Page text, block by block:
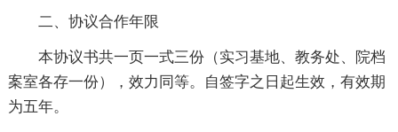
二、协议合作年限
本协议书共一页一式三份（实习基地、教务处、院档
案室各存一份），效力同等。自签字之日起生效，有效期
为五年。